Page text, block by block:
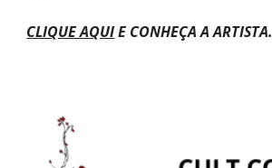
CLIQUE AQUIE CONHEÇA A ARTISTA.